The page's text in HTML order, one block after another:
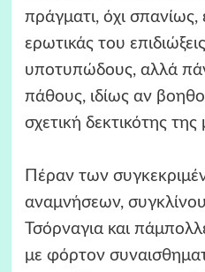
πράγματι, όχι σπανίως,
ερωτικάς του
υποτυπώδους, αλλά
πάθους, ιδίως αν
σχετική δεκτικότης της
Πέραν των
αναμνήσεων,
Τσόρναγια και
με φόρτον